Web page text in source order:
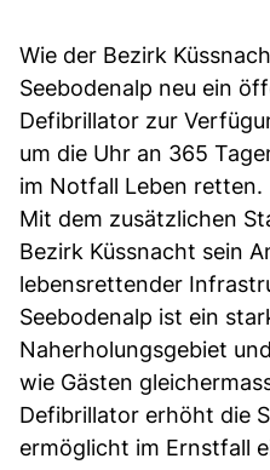
Wie der Bezirk
Seebodenalp neu ein
Defibrillator zur
um die Uhr an 365
im Notfall Leben retten.
Mit dem zusätzlichen
Bezirk Küssnacht sein
lebensrettender
Seebodenalp ist ein
Naherholungsgebiet
wie Gästen
Defibrillator erhöht die
ermöglicht im Ernstfall